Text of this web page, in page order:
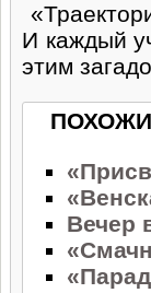
И каждый
этим
Вечер
«Парад